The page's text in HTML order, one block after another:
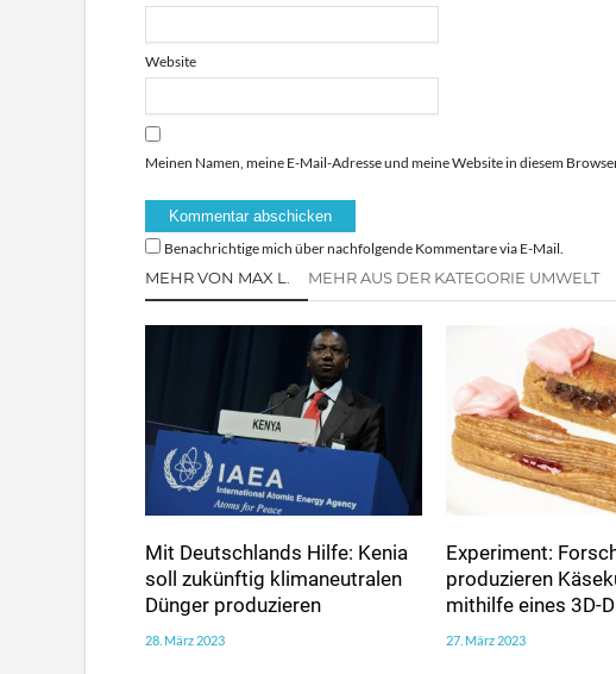
Website
Meinen Namen, meine E-Mail-Adresse und meine Website in diesem
Benachrichtige mich über nachfolgende Kommentare via E-Mail.
MEHR VON MAX L. MEHR AUS DER KATEGORIE UMWELT
Mit Deutschlands Hilfe: Kenia
soll zukünftig klimaneutralen
Dünger produzieren
28. März 2023
Experiment:
produzieren
mithilfe eines 3D-
27. März 2023